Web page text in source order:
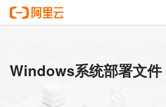
Windows系统部署文件